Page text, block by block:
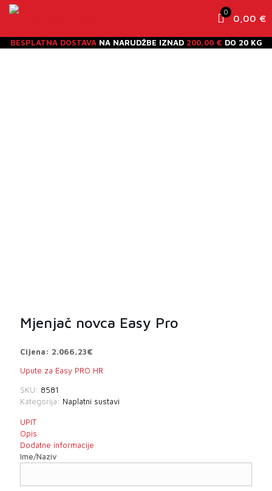
0
0,00 €
BESPLATNA DOSTAVANA NARUDŽBE IZNAD 200,00 € DO 20 KG
Mjenjač novca Easy Pro
Cijena: 2.066,23€
Upute za Easy PRO HR
SKU: 8581
Kategorija: Naplatni sustavi
UPIT
Opis
Dodatne informacije
Ime/Naziv